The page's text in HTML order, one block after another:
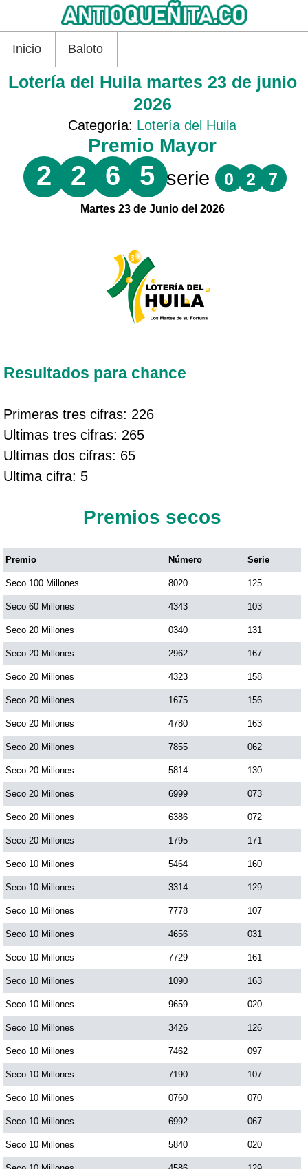
Inicio Baloto
Lotería del Huila martes 23 de junio
2026
Categoría: Lotería del Huila
Premio Mayor
2 2 6 5 serie 0 2 7
Martes 23 de Junio del 2026
Resultados para chance
Primeras tres cifras: 226
Ultimas tres cifras: 265
Ultimas dos cifras: 65
Ultima cifra: 5
Premios secos
Premio Número Serie
Seco 100 Millones 8020 125
Seco 60 Millones 4343 103
Seco 20 Millones 0340 131
Seco 20 Millones 2962 167
Seco 20 Millones 4323 158
Seco 20 Millones 1675 156
Seco 20 Millones 4780 163
Seco 20 Millones 7855 062
Seco 20 Millones 5814 130
Seco 20 Millones 6999 073
Seco 20 Millones 6386 072
Seco 20 Millones 1795 171
Seco 10 Millones 5464 160
Seco 10 Millones 3314 129
Seco 10 Millones 7778 107
Seco 10 Millones 4656 031
Seco 10 Millones 7729 161
Seco 10 Millones 1090 163
Seco 10 Millones 9659 020
Seco 10 Millones 3426 126
Seco 10 Millones 7462 097
Seco 10 Millones 7190 107
Seco 10 Millones 0760 070
Seco 10 Millones 6992 067
Seco 10 Millones 5840 020